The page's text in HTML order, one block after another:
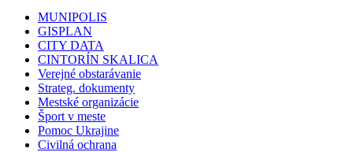
MUNIPOLIS
GISPLAN
CITY DATA
CINTORÍN SKALICA
Verejné obstarávanie
Strateg. dokumenty
Mestské organizácie
Šport v meste
Pomoc Ukrajine
Civilná ochrana